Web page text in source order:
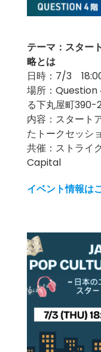
テーマ：スタ
略とは
日時：7/3
場所：Question
る下丸屋町390-2
内容：スタート
たトークセッシ
共催：ストラ
Capital
イベント情報は